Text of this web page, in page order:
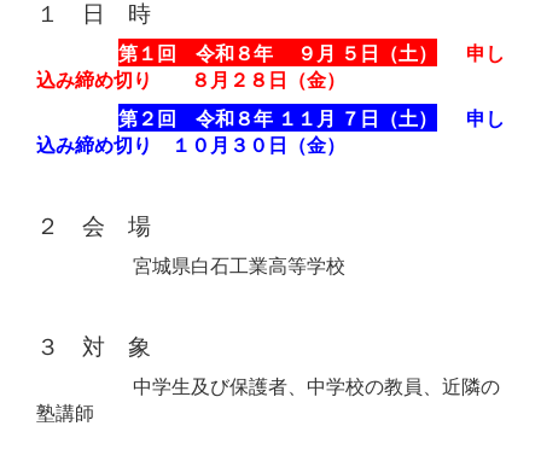
１ 日 時
第１回 令和８年 ９月 ５日（土）
申し
込み締め切り ８月２８日（金）
第２回 令和８年 １１月 ７日（土）
申し
込み締め切り １０月３０日（金）
２ 会 場
宮城県白石工業高等学校
３ 対 象
中学生及び保護者、中学校の教員、近隣の
塾講師